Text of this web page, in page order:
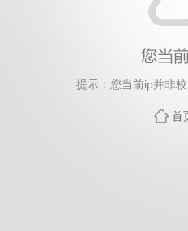
提示：您当前ip并非
首